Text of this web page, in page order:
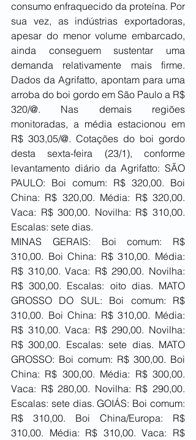
consumo enfraquecido da proteína. Por
sua vez, as indústrias exportadoras,
apesar do menor volume embarcado,
ainda conseguem sustentar uma
demanda relativamente mais firme.
Dados da Agrifatto, apontam para uma
arroba do boi gordo em São Paulo a R$
320/@. Nas demais regiões
monitoradas, a média estacionou em
R$ 303,05/@. Cotações do boi gordo
desta sexta-feira (23/1), conforme
levantamento diário da Agrifatto: SÃO
PAULO: Boi comum: R$ 320,00. Boi
China: R$ 320,00. Média: R$ 320,00.
Vaca: R$ 300,00. Novilha: R$ 310,00.
Escalas: sete dias.
MINAS GERAIS: Boi comum: R$
310,00. Boi China: R$ 310,00. Média:
R$ 310,00. Vaca: R$ 290,00. Novilha:
R$ 300,00. Escalas: oito dias. MATO
GROSSO DO SUL: Boi comum: R$
310,00. Boi China: R$ 310,00. Média:
R$ 310,00. Vaca: R$ 290,00. Novilha:
R$ 300,00. Escalas: sete dias. MATO
GROSSO: Boi comum: R$ 300,00. Boi
China: R$ 300,00. Média: R$ 300,00.
Vaca: R$ 280,00. Novilha: R$ 290,00.
Escalas: sete dias. GOIÁS: Boi comum:
R$ 310,00. Boi China/Europa: R$
310,00. Média: R$ 310,00. Vaca: R$